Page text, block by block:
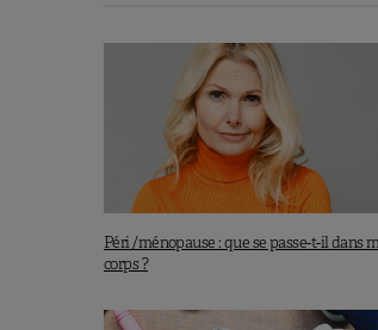
Péri /ménopause : que se passe-t-il dans
corps ?